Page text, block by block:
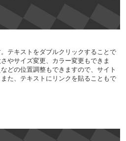
テキストをダブルクリックすることで
やサイズ変更、カラー変更もできま
どの位置調整もできますので、サイト
た、テキストにリンクを貼ることもで